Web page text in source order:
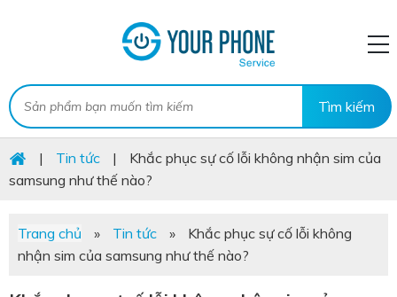
| Tin tức |
Khắc phục sự cố lỗi không nhận sim của
samsung như thế nào?
Trang chủ » Tin tức »
Khắc phục sự cố lỗi không
nhận sim của samsung như thế nào?